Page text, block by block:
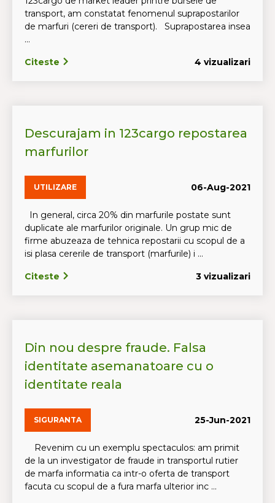
transport, am constatat fenomenul suprapostarilor
de marfuri (cereri de transport). Suprapostarea insea
...
Citeste 4 vizualizari
Descurajam in 123cargo repostarea
marfurilor
UTILIZARE 06-Aug-2021
In general, circa 20% din marfurile postate sunt
duplicate ale marfurilor originale. Un grup mic de
firme abuzeaza de tehnica repostarii cu scopul de a
isi plasa cererile de transport (marfurile) i ...
Citeste 3 vizualizari
Din nou despre fraude. Falsa
identitate asemanatoare cu o
identitate reala
SIGURANTA 25-Jun-2021
Revenim cu un exemplu spectaculos: am primit
de la un investigator de fraude in transportul rutier
de marfa informatia ca intr-o oferta de transport
facuta cu scopul de a fura marfa ulterior inc ...